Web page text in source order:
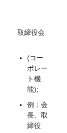
取締役会
(コー
ポレー
ト機
能);
例：会
長、取
締役